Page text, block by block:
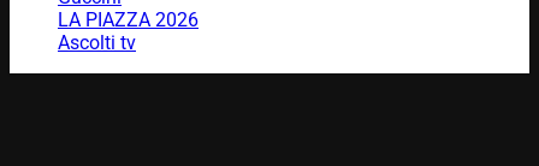
LA PIAZZA 2026
Ascolti tv